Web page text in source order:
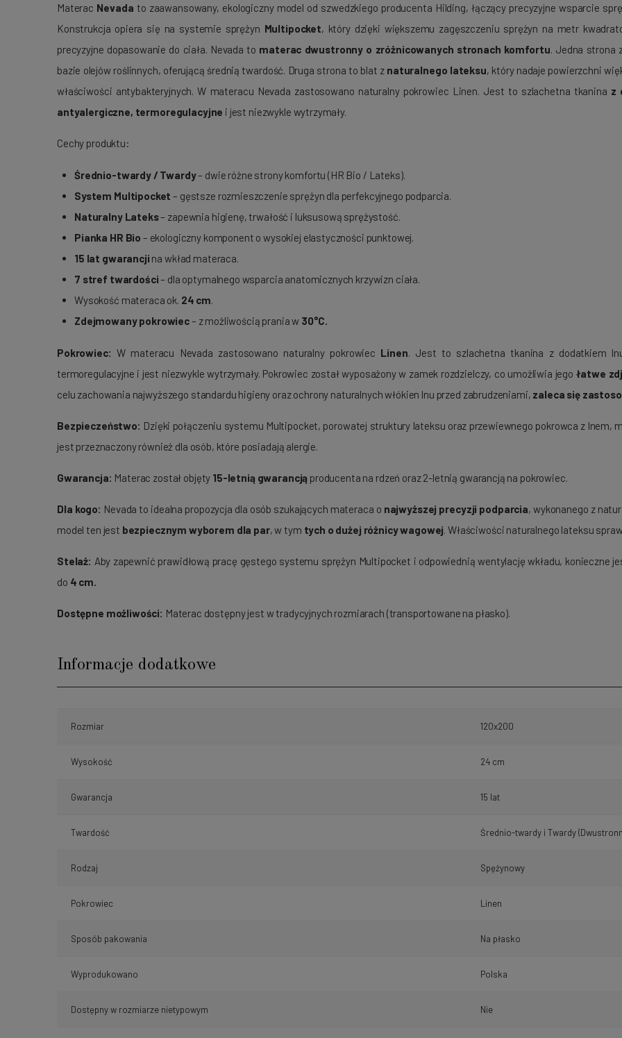
Materac Nevada to zaawansowany, ekologiczny model od szwedzkiego producenta Hilding, łączący precyzyjne wsparcie
Konstrukcja opiera się na systemie sprężyn Multipocket, który dzięki większemu zagęszczeniu sprężyn na metr
precyzyjne dopasowanie do ciała. Nevada to materac dwustronny o zróżnicowanych stronach komfortu . Jedna
bazie olejów roślinnych, oferującą średnią twardość. Druga strona to blat z naturalnego lateksu, który nadaje powierzchni
właściwości antybakteryjnych. W materacu Nevada zastosowano naturalny pokrowiec Linen. Jest to szlachetna tkanina z
antyalergiczne, termoregulacyjne i jest niezwykle wytrzymały.
Cechy produktu:
Średnio-twardy / Twardy– dwie różne strony komfortu (HR Bio / Lateks).
System Multipocket – gęstsze rozmieszczenie sprężyn dla perfekcyjnego podparcia.
Naturalny Lateks– zapewnia higienę, trwałość i luksusową sprężystość.
Pianka HR Bio – ekologiczny komponent o wysokiej elastyczności punktowej.
15 lat gwarancji na wkład materaca.
7 stref twardości– dla optymalnego wsparcia anatomicznych krzywizn ciała.
Wysokość materaca ok. 24 cm
Zdejmowany pokrowiec– z możliwością prania w 30°C.
Pokrowiec:W materacu Nevada zastosowano naturalny pokrowiec Linen . Jest to szlachetna tkanina z dodatkiem
termoregulacyjne i jest niezwykle wytrzymały. Pokrowiec został wyposażony w zamek rozdzielczy, co umożliwia jego łatwe
celu zachowania najwyższego standardu higieny oraz ochrony naturalnych włókien lnu przed zabrudzeniami, zaleca się
Bezpieczeństwo: Dzięki połączeniu systemu Multipocket, porowatej struktury lateksu oraz przewiewnego pokrowca z lnem,
jest przeznaczony również dla osób, które posiadają alergie.
Gwarancja: Materac został objęty 15-letnią gwarancją producenta na rdzeń oraz 2-letnią gwarancją na pokrowiec.
Dla kogo: Nevada to idealna propozycja dla osób szukających materaca o najwyższej precyzji podparcia, wykonanego z
model ten jest bezpiecznym wyborem dla par, w tym tych o dużej różnicy wagowej . Właściwości naturalnego lateksu
Stelaż: Aby zapewnić prawidłową pracę gęstego systemu sprężyn Multipocket i odpowiednią wentylację wkładu,
do 4 cm.
Dostępne możliwości: Materac dostępny jest w tradycyjnych rozmiarach (transportowane na płasko).
Informacje dodatkowe
Rozmiar 120x200
Wysokość 24 cm
Gwarancja 15 lat
Twardość Średnio-twardy i Twardy
Rodzaj Spężynowy
Pokrowiec Linen
Sposób pakowania Na płasko
Wyprodukowano Polska
Dostępny w rozmiarze nietypowym Nie